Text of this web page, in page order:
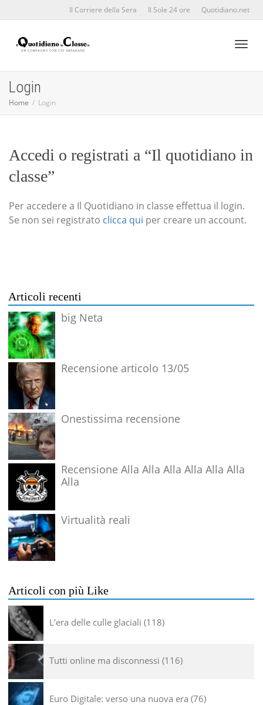
Il Corriere della Sera Il Sole 24 ore Quotidiano.net
Login
Home Login
Accedi o registrati a “Il quotidiano in
classe”
Per accedere a Il Quotidiano in classe effettua il login.
Se non sei registrato clicca qui per creare un account.
Articoli recenti
big Neta
Recensione articolo 13/05
Onestissima recensione
Recensione Alla Alla Alla Alla Alla Alla
Alla
Virtualità reali
Articoli con più Like
L’era delle culle glaciali 118
Tutti online ma disconnessi 116
Euro Digitale: verso una nuova era 76